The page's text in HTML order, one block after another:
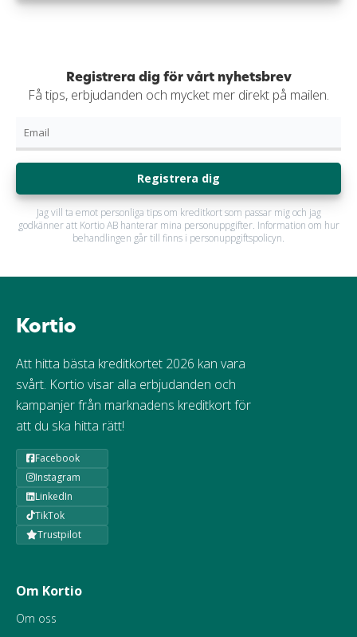
Registrera dig för vårt nyhetsbrev
Få tips, erbjudanden och mycket mer direkt på mailen.
Registrera dig
Jag vill ta emot personliga tips om kreditkort som passar mig och jag
godkänner att Kortio AB hanterar mina personuppgifter. Information om hur
behandlingen går till finns i personuppgiftspolicyn.
Kortio
Att hitta bästa kreditkortet 2026 kan vara
svårt. Kortio visar alla erbjudanden och
kampanjer från marknadens kreditkort för
att du ska hitta rätt!
Facebook
Instagram
LinkedIn
TikTok
Trustpilot
Om Kortio
Om oss